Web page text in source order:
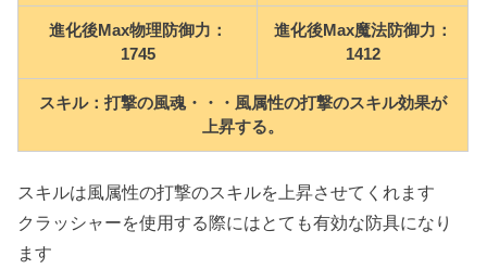
進化後Max物理防御力：
1745
進化後Max魔法防御力：
1412
スキル：打撃の風魂・・・風属性の打撃のスキル効果が
上昇する。
スキルは風属性の打撃のスキルを上昇させてくれます
クラッシャーを使用する際にはとても有効な防具になり
ます